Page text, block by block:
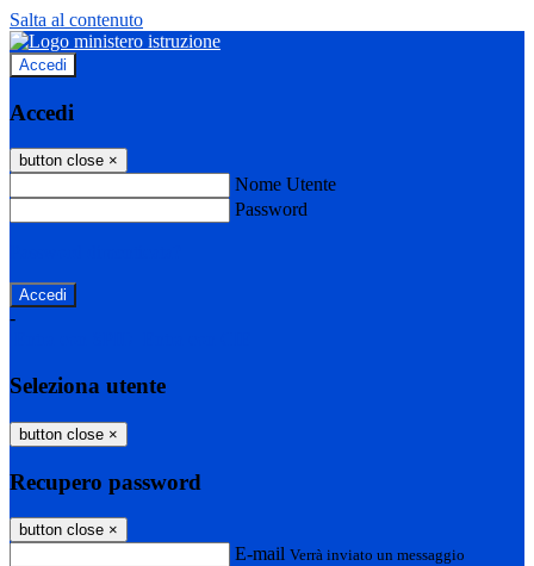
Salta al contenuto
Accedi
Accedi
button close ×
Nome Utente
Password
-
Seleziona utente
button close ×
Recupero password
button close ×
E-mail Verrà inviato un messaggio